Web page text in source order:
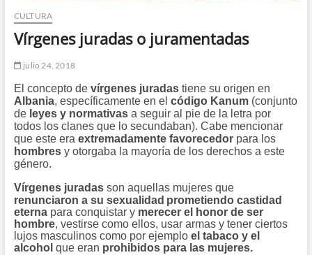
CULTURA
Vírgenes juradas o juramentadas
julio 24, 2018
El concepto de vírgenes juradastiene su origen en
Albania, específicamente en el código Kanum(conjunto
de leyes y normativasa seguir al pie de la letra por
todos los clanes que lo secundaban). Cabe mencionar
que este era extremadamente favorecedorpara los
hombres y otorgaba la mayoría de los derechos a este
género.
Vírgenes juradasson aquellas mujeres que
renunciaron a su sexualidad prometiendo castidad
eterna para conquistar y merecer el honor de ser
hombre, vestirse como ellos, usar armas y tener ciertos
lujos masculinos como por ejemplo el tabaco y el
alcohol que eran prohibidos para las mujeres.